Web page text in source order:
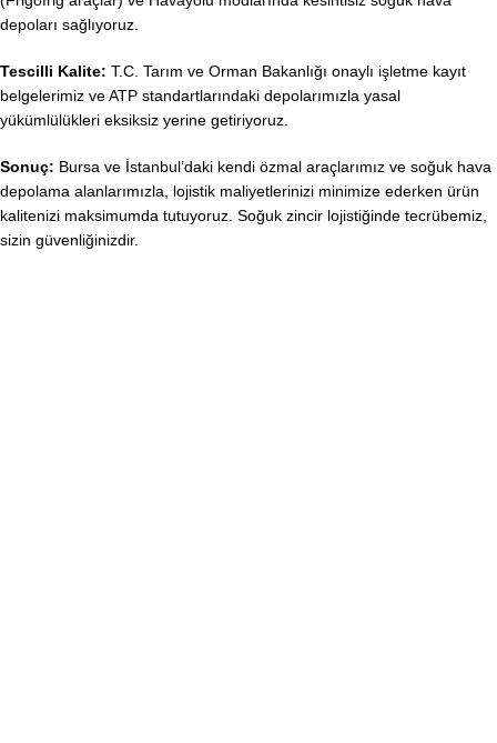
depoları sağlıyoruz
Tescilli Kalite: T.C. Tarım ve Orman Bakanlığı onaylı işletme kayıt
belgelerimiz ve ATP standartlarındaki depolarımızla yasal
yükümlülükleri eksiksiz yerine getiriyoruz
Sonuç: Bursa ve İstanbul’daki kendi özmal araçlarımız ve soğuk hava
depolama alanlarımızla, lojistik maliyetlerinizi minimize ederken ürün
kalitenizi maksimumda tutuyoruz . Soğuk zincir lojistiğinde tecrübemiz,
sizin güvenliğinizdir.